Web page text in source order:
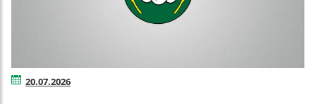
20.07.2026